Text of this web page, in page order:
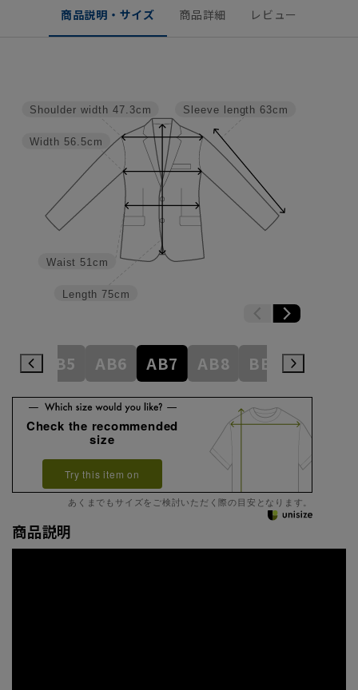
商品説明・サイズ 商品詳細 レビュー
Sleeve length 63cm
Length 75cm
Waist 51cm
Width 56.5cm
Shoulder width 47.3cm
AB5 AB6 AB7 AB8 BE3 BE4
Check the recommended
size
Try this item on
あくまでもサイズをご検討いただく際の目安となります。
商品説明